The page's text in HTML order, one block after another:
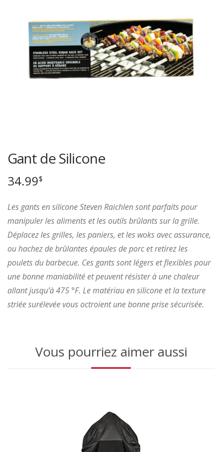
Gant de Silicone
34.99$
Les gants en silicone Steven Raichlen sont parfaits pour
manipuler les aliments et les outils brûlants sur la grille.
Déplacez les grilles, les paniers, et les woks avec assurance,
ou hachez de brûlantes épaules de porc et retirez les
poulets du barbecue. Ces gants sont légers et flexibles pour
une bonne maniabilité et peuvent résister à une chaleur
allant jusqu’à 475 °F. Le matériau en silicone et la texture
striée surélevée vous octroient une bonne prise sécurisée.
Vous pourriez aimer aussi